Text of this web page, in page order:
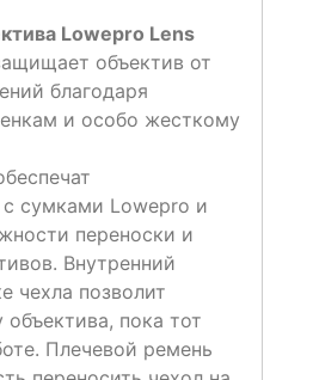
Lowepro Lens
объектив от
благодаря
и особо жесткому
сумками Lowepro и
переноски и
Внутренний
чехла позволит
пока тот
Плечевой ремень